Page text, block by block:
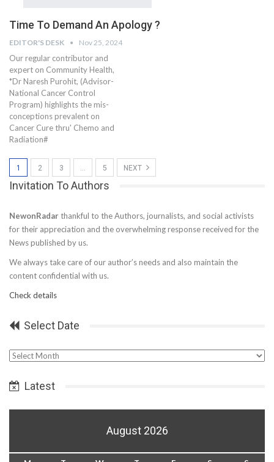
Time To Demand An Apology ?
EDITOR'S DESK Nov 25, 2024
Our regular contributor and
expert on Community Health,
*Dr Naresh Purohit, (Advisor-
National Cancer Control
Program) highlights the mis-
conceptions prevalent on
Cancer Cure thru' Chemo and
Radiation#
1 2 3 … 5 NEXT
Invitation To Authors
NewonRadar thankful to the Authors, journalists, and social activists
for their appreciation and the overwhelming response received for the
News published by us.
We always take care of our author’s needs and also maintain the
content confidential with us.
Check details
Select Date
Select
Latest
August 2026